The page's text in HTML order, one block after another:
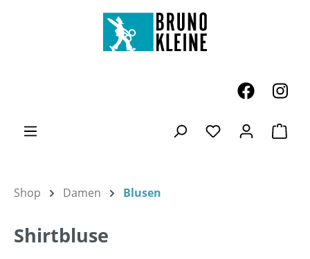
Zum Hauptinhalt springen
Du hast 0
Shop Damen Blusen
Shirtbluse